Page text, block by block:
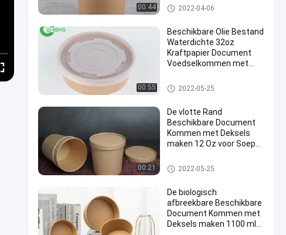
Fullscreen
00:44 Kraftpapier-Soepkoppen
2022-04-06
00:55
Beschikbare Olie Bestand
Waterdichte 32oz
Kraftpapier Document
Voedselkommen met
Beschikbare Document Komm
en met Deksels
2022-05-25
00:21
De vlotte Rand
Beschikbare Document
Kommen met Deksels
maken 12 Oz voor Soep
Beschikbare Document Komm
en met Deksels
2022-05-25
De biologisch
afbreekbare Beschikbare
Document Kommen met
Deksels maken 1100 ml